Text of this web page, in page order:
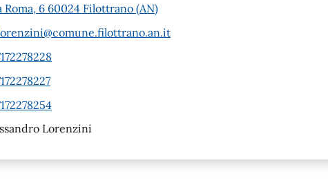
Roma, 6 60024 Filottrano (AN)
Lorenzini